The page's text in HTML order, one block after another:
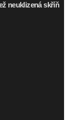
neuklizená skříň